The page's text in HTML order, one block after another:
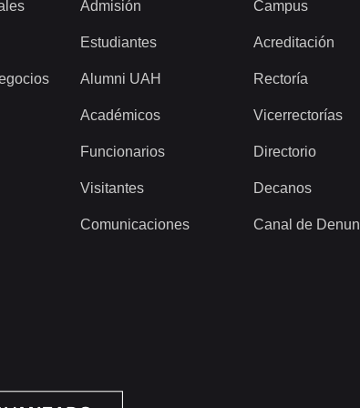
Admisión
Estudiantes
Alumni UAH
Académicos
Funcionarios
Visitantes
Comunicaciones
Campus
Acreditación
Rectoría
Vicerrectorías
Directorio
Decanos
Canal de